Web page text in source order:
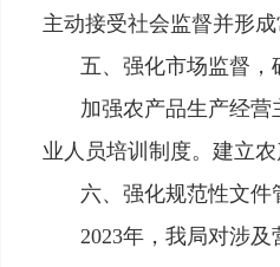
主动接受社会监督并形成
五、强化市场监督，
加强农产品生产经
业人员培训制度。建立
六、强化规范性文件
2023年，我局对涉